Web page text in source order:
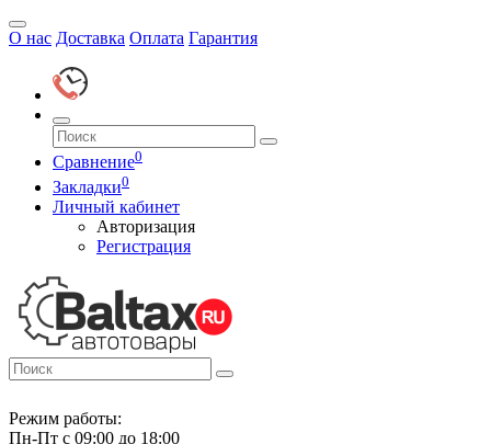
О нас Доставка Оплата Гарантия
Сравнение0
Закладки0
Личный кабинет
Авторизация
Регистрация
Режим работы:
Пн-Пт с 09:00 до 18:00